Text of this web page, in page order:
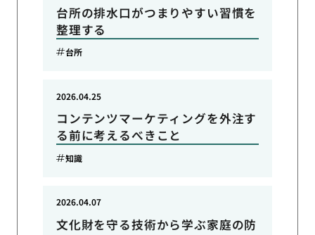
台所の排水口がつまりやすい習慣を
整理する
台所
コンテンツマーケティングを外注す
る前に考えるべきこと
2026.04.25
知識
文化財を守る技術から学ぶ家庭の防
2026.04.07